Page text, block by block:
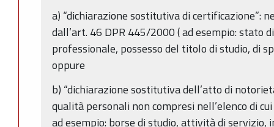
a) “dichiarazione sostitutiva di certificazione”:
dall’art. 46 DPR 445/2000 ( ad esempio: stato
professionale, possesso del titolo di studio, di
oppure
b) “dichiarazione sostitutiva dell’atto di
qualità personali non compresi nell’elenco di
ad esempio: borse di studio, attività di servizio,